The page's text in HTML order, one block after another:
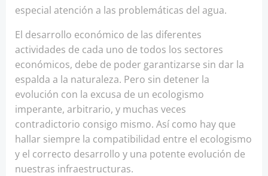
especial atención a las problemáticas del agua.
El desarrollo económico de las diferentes
actividades de cada uno de todos los sectores
económicos, debe de poder garantizarse sin dar la
espalda a la naturaleza. Pero sin detener la
evolución con la excusa de un ecologismo
imperante, arbitrario, y muchas veces
contradictorio consigo mismo. Así como hay que
hallar siempre la compatibilidad entre el ecologismo
y el correcto desarrollo y una potente evolución de
nuestras infraestructuras.